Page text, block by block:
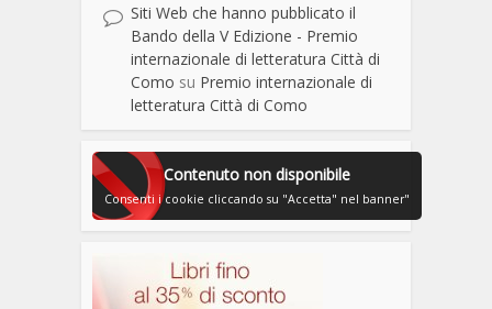
Siti Web che hanno pubblicato il
Bando della V Edizione - Premio
internazionale di letteratura Città di
Como su Premio internazionale di
letteratura Città di Como
Contenuto non disponibile
Consenti i cookie cliccando su "Accetta" nel banner"